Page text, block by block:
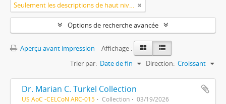
Seulement les descriptions de haut niveau
Options de recherche avancée
Aperçu avant impression
Affichage :
Trier par: Date de fin Direction: Croissant
Dr. Marian C. Turkel Collection
US AoC -CELCoN ARC-015 Collection 03/19/2026